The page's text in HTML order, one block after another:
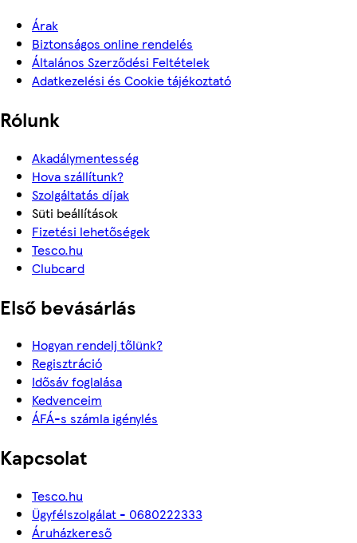
Árak
Biztonságos online rendelés
Általános Szerződési Feltételek
Adatkezelési és Cookie tájékoztató
Rólunk
Akadálymentesség
Hova szállítunk?
Szolgáltatás díjak
Süti beállítások
Fizetési lehetőségek
Tesco.hu
Clubcard
Első bevásárlás
Hogyan rendelj tőlünk?
Regisztráció
Idősáv foglalása
Kedvenceim
ÁFÁ-s számla igénylés
Kapcsolat
Tesco.hu
Ügyfélszolgálat - 0680222333
Áruházkereső